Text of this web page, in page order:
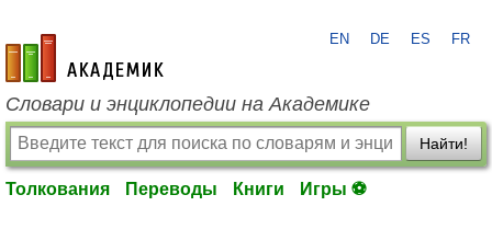
academic.ru
EN DE ES FR
Словари и энциклопедии на Академике
Найти!
Толкования Переводы Книги Игры ⚽